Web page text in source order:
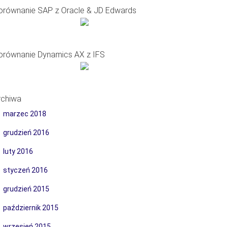
SAP z Oracle & JD Edwards
Dynamics AX z IFS
marzec 2018
grudzień 2016
luty 2016
styczeń 2016
grudzień 2015
październik 2015